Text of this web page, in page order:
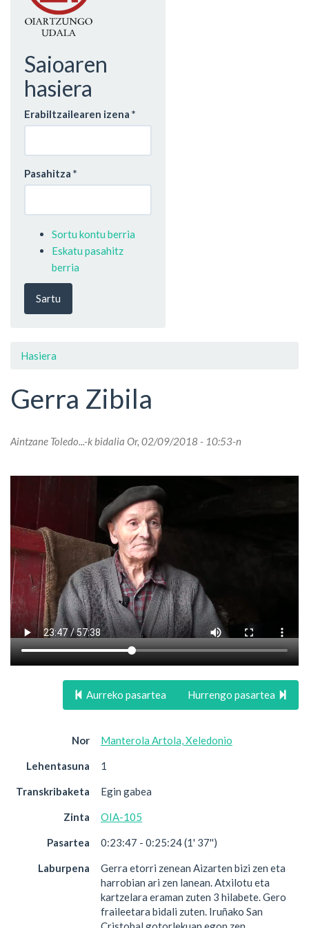
Saioaren
hasiera
Erabiltzailearen izena *
Pasahitza *
Sortu kontu berria
Eskatu pasahitz
berria
Sartu
Hasiera
Gerra Zibila
Aintzane Toledo...-k bidalia Or, 02/09/2018 - 10:53-n
Aurreko pasartea Hurrengo pasartea
Nor Manterola Artola, Xeledonio
Lehentasuna 1
Transkribaketa Egin gabea
Zinta OIA-105
Pasartea 0:23:47 - 0:25:24 (1' 37'')
Laburpena
Gerra etorri zenean Aizarten bizi zen eta
harrobian ari zen lanean. Atxilotu eta
kartzelara eraman zuten 3 hilabete. Gero
fraileetara bidali zuten. Iruñako San